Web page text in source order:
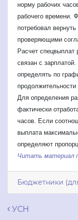
норму рабочих
рабочего времени.
потребовал
проверяющими
Расчет спецвыплат
связан с
определять по
Для определения
фактически
часов. Если
выплата
определяют
Читать материал
Бюджетники
УСН